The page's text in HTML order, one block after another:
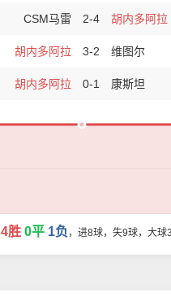
CSM马雷 2-4 胡内多阿拉
胡内多阿拉 3-2 维图尔
胡内多阿拉 0-1 康斯坦
4胜 0平 1负 ，进8球，失9球，大球